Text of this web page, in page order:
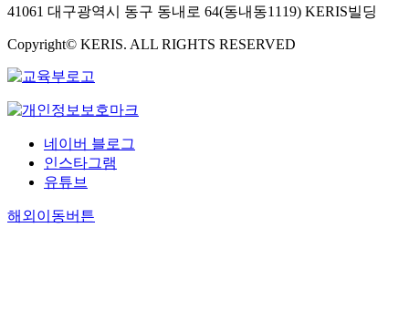
41061 대구광역시 동구 동내로 64(동내동1119) KERIS빌딩
Copyright© KERIS. ALL RIGHTS RESERVED
네이버 블로그
인스타그램
유튜브
해외이동버튼